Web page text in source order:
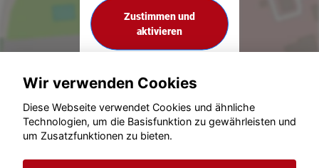
Zustimmen und
aktivieren
© konjunkturmotor.de GmbH 2020 - 2026
Wir verwenden Cookies
Diese Webseite verwendet Cookies und ähnliche
Technologien, um die Basisfunktion zu gewährleisten und
um Zusatzfunktionen zu bieten.